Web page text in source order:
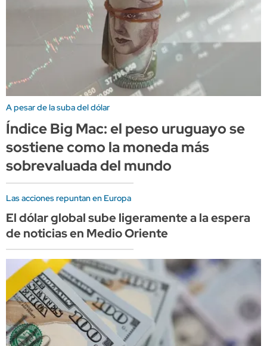
A pesar de la suba del dólar
Índice Big Mac: el peso uruguayo se
sostiene como la moneda más
sobrevaluada del mundo
Las acciones repuntan en Europa
El dólar global sube ligeramente a la espera
de noticias en Medio Oriente